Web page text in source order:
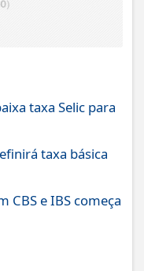
taxa Selic para
taxa básica
CBS e IBS começa